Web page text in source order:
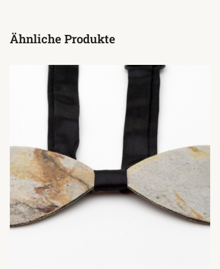
Ähnliche Produkte